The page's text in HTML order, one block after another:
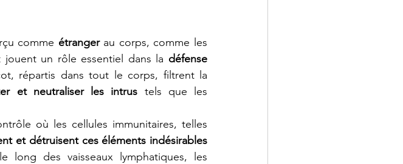
comme étranger au corps, comme les
un rôle essentiel dans la défense
répartis dans tout le corps, filtrent la
et neutraliser les intrus tels que les
où les cellules immunitaires, telles
et détruisent ces éléments indésirables
long des vaisseaux lymphatiques, les